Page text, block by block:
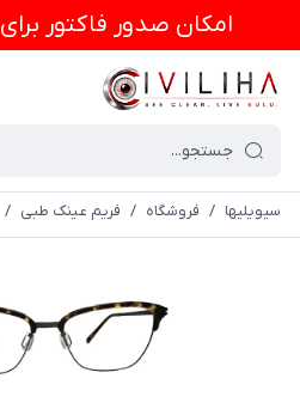
امكان صدور فاکتور برای
سیویلیها / فروشگاه / فریم عینک طبی /